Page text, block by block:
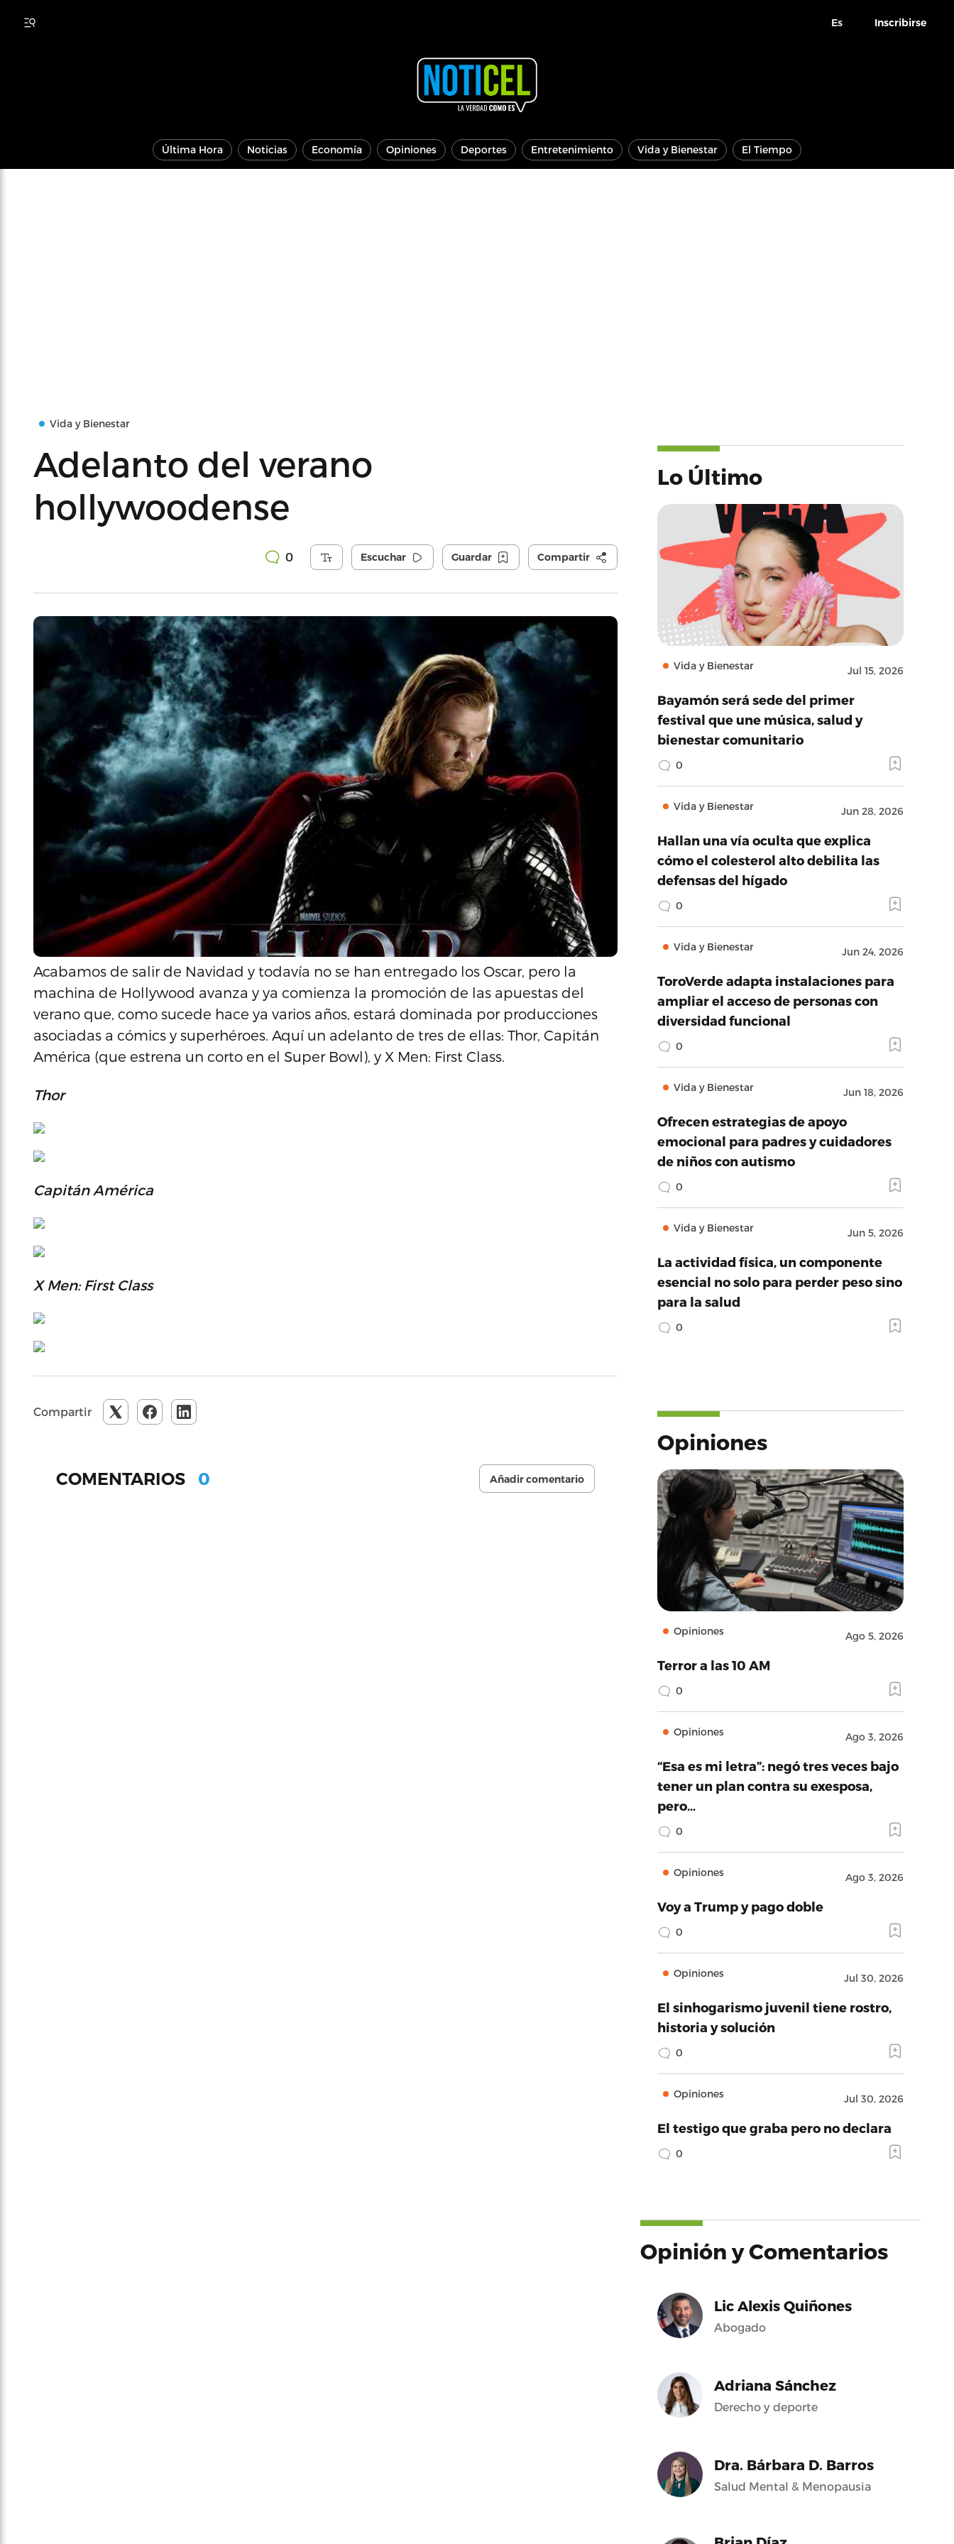
Es Inscribirse
Última Hora Noticias Economía Opiniones Deportes Entretenimiento Vida y Bienestar El Tiempo
Vida y Bienestar
Adelanto del verano
hollywoodense
0 Escuchar Guardar Compartir
Acabamos de salir de Navidad y todavía no se han entregado los Oscar, pero la
machina de Hollywood avanza y ya comienza la promoción de las apuestas del
verano que, como sucede hace ya varios años, estará dominada por producciones
asociadas a cómics y superhéroes. Aquí un adelanto de tres de ellas: Thor, Capitán
América (que estrena un corto en el Super Bowl), y X Men: First Class.
Thor
Capitán América
X Men: First Class
Compartir
COMENTARIOS 0 Añadir comentario
Lo Último
Vida y Bienestar Jul 15, 2026
Bayamón será sede del primer
festival que une música, salud y
bienestar comunitario
0
Vida y Bienestar Jun 28, 2026
Hallan una vía oculta que explica
cómo el colesterol alto debilita las
defensas del hígado
0
Vida y Bienestar Jun 24, 2026
ToroVerde adapta instalaciones para
ampliar el acceso de personas con
diversidad funcional
0
Vida y Bienestar Jun 18, 2026
Ofrecen estrategias de apoyo
emocional para padres y cuidadores
de niños con autismo
0
Vida y Bienestar Jun 5, 2026
La actividad física, un componente
esencial no solo para perder peso sino
para la salud
0
Opiniones
Opiniones Ago 5, 2026
Terror a las 10 AM
0
Opiniones Ago 3, 2026
“Esa es mi letra”: negó tres veces bajo
tener un plan contra su exesposa,
pero…
0
Opiniones Ago 3, 2026
Voy a Trump y pago doble
0
Opiniones Jul 30, 2026
El sinhogarismo juvenil tiene rostro,
historia y solución
0
Opiniones Jul 30, 2026
El testigo que graba pero no declara
0
Opinión y Comentarios
Lic Alexis Quiñones
Abogado
Adriana Sánchez
Derecho y deporte
Dra. Bárbara D. Barros
Salud Mental & Menopausia